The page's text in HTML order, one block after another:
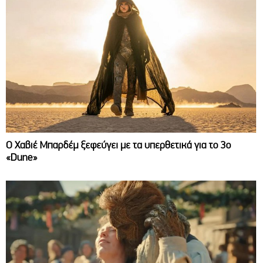
O Χαβιέ Μπαρδέμ ξεφεύγει με τα υπερθετικά για το 3ο
«Dune»